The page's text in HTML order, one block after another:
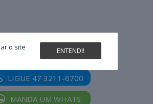
o site
ENTENDI!
redes sociais
LIGUE 47 3211-6700
MANDA UM WHATS